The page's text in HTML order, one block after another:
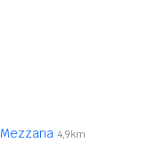
Mezzana 4,9km